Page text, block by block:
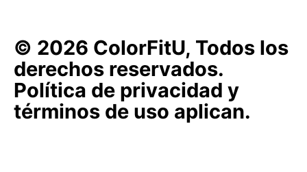
© 2026 ColorFitU, Todos los
derechos reservados.
Política de privacidad y
términos de uso aplican.